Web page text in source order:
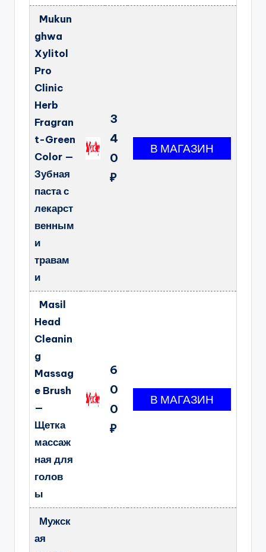
Mukun
ghwa
Xylitol
Pro
Clinic
Herb
Fragran
t-Green
Color —
Зубная
паста с
лекарст
венным
и
травам
и
3
4
0
₽
Masil
Head
Cleanin
g
Massag
e Brush
—
Щетка
массаж
ная для
голов
ы
6
0
0
₽
Мужск
ая